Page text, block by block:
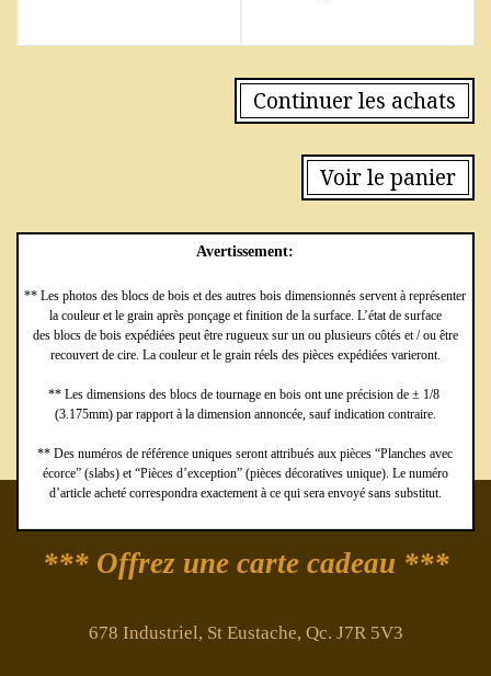
Continuer les achats
Voir le panier
Avertissement:
** Les photos des blocs de bois et des autres bois dimensionnés servent à représenter
la couleur et le grain après ponçage et finition de la surface. L’état de surface
des blocs de bois expédiées peut être rugueux sur un ou plusieurs côtés et / ou être
recouvert de cire. La couleur et le grain réels des pièces expédiées varieront.
** Les dimensions des blocs de tournage en bois ont une précision de ± 1/8
(3.175mm) par rapport à la dimension annoncée, sauf indication contraire.
** Des numéros de référence uniques seront attribués aux pièces “Planches avec
écorce” (slabs) et “Pièces d’exception” (pièces décoratives unique). Le numéro
d’article acheté correspondra exactement à ce qui sera envoyé sans substitut.
*** Offrez une carte cadeau ***
678 Industriel, St Eustache, Qc. J7R 5V3